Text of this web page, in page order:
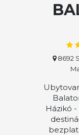
8692
Házikó